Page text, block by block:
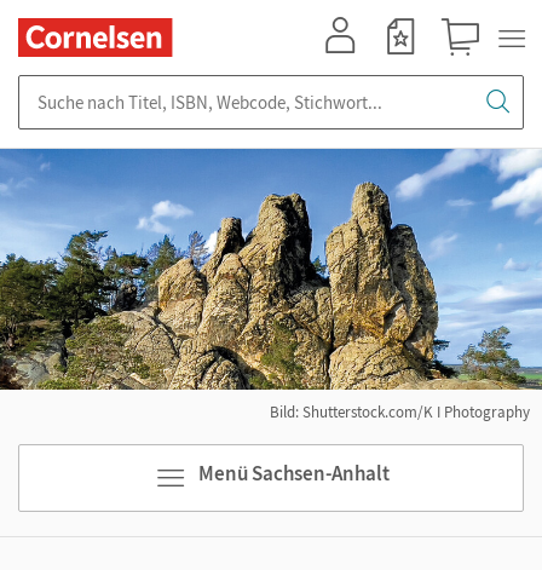
Menü Sachsen-Anhalt
Bild: Shutterstock.com/K I Photography